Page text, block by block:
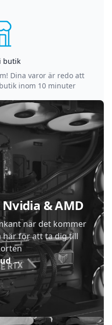
butik
Dina varor är redo att
inom 10 minuter
& AMD
när det kommer
här för att ta dig till
→